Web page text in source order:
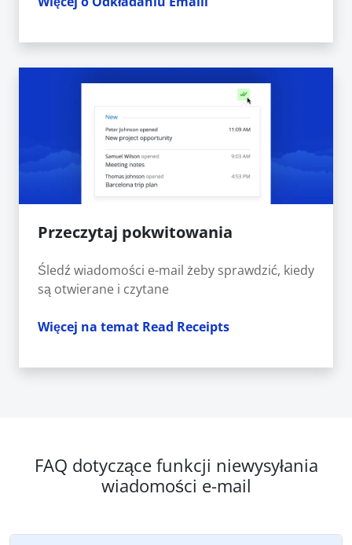
Przeczytaj pokwitowania
Śledź wiadomości e-mail żeby sprawdzić, kiedy
są otwierane i czytane
Więcej na temat Read Receipts
FAQ dotyczące funkcji niewysyłania
wiadomości e-mail